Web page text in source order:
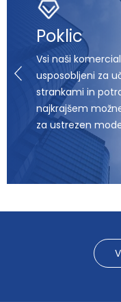
Poklic
Vsi naši
usposobljeni za
strankami in
najkrajšem
za ustrezen
plastike lahko